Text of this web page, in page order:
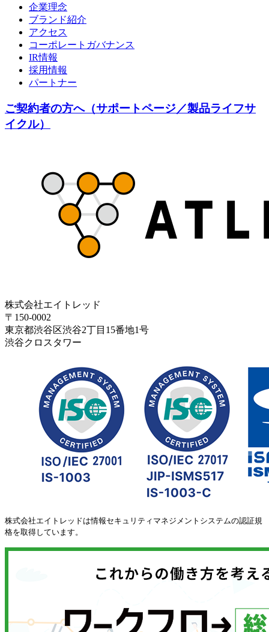
企業理念
ブランド紹介
アクセス
コーポレートガバナンス
IR情報
採用情報
パートナー
ご契約者の方へ（サポートページ／製品ライフサ
イクル）
株式会社エイトレッド
〒150-0002
東京都渋谷区渋谷2丁目15番地1号
渋谷クロスタワー
株式会社エイトレッドは情報セキュリティマネジメントシステムの認証規
格を取得しています。